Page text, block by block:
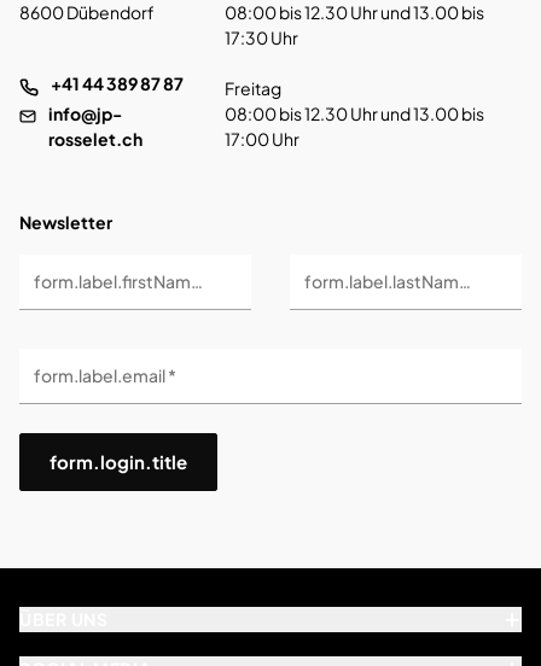
8600 Dübendorf
+41 44 389 87 87
info@jp-
rosselet.ch
08:00 bis 12.30 Uhr und 13.00 bis
17:30 Uhr
Freitag
08:00 bis 12.30 Uhr und 13.00 bis
17:00 Uhr
Newsletter
form.label.firstName * form.label.lastName *
form.label.email *
form.login.title